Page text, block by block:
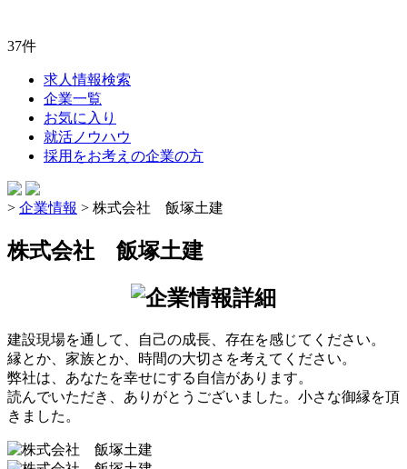
37件
求人情報検索
企業一覧
お気に入り
就活ノウハウ
採用をお考えの企業の方
> 企業情報 > 株式会社 飯塚土建
株式会社 飯塚土建
建設現場を通して、自己の成長、存在を感じてください。
縁とか、家族とか、時間の大切さを考えてください。
弊社は、あなたを幸せにする自信があります。
読んでいただき、ありがとうございました。小さな御縁を頂
きました。